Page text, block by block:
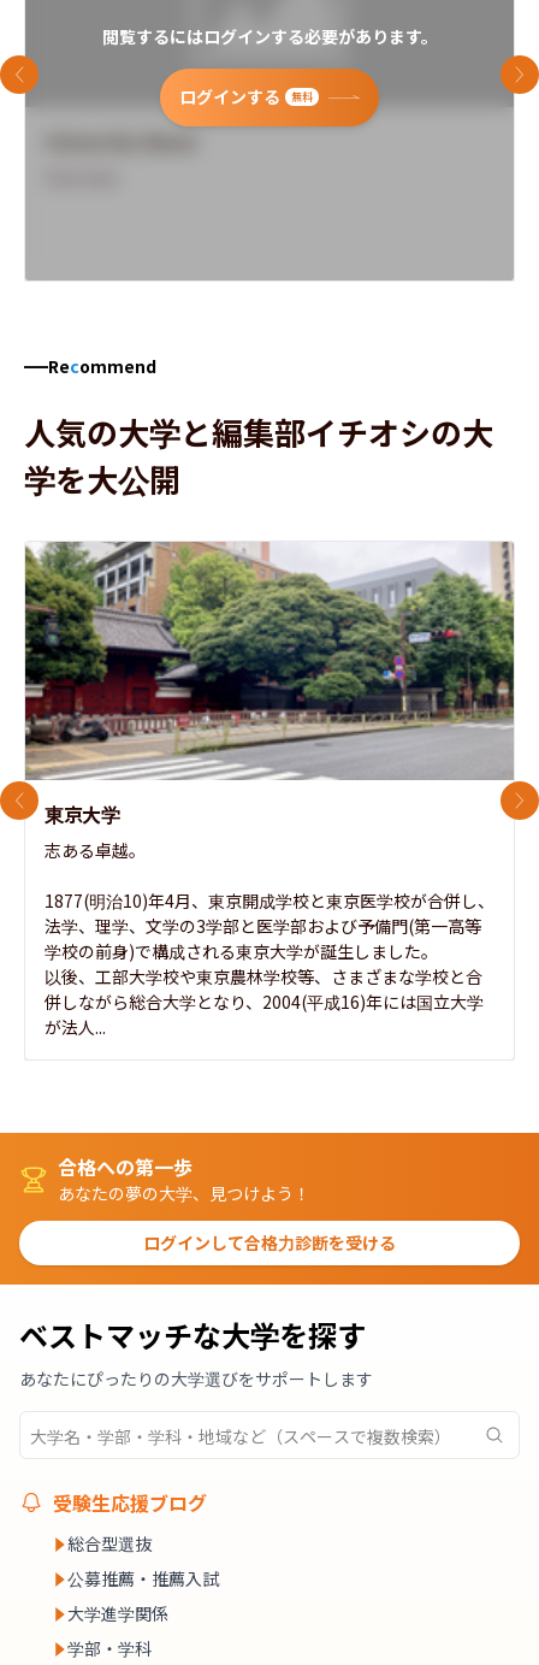
閲覧するにはログインする必要があります。
ログインする 無料
前のスライド 次
Recommend
人気の大学と編集部イチオシの大
学を大公開
東京大学
志ある卓越。
1877(明治10)年4月、東京開成学校と東京医学校が合併し、
法学、理学、文学の3学部と医学部および予備門(第一高等
学校の前身)で構成される東京大学が誕生しました。
以後、工部大学校や東京農林学校等、さまざまな学校と合
併しながら総合大学となり、2004(平成16)年には国立大学
が法人...
前のスライド 次
合格への第一歩
あなたの夢の大学、見つけよう！
ログインして合格力診断を受ける
ベストマッチな大学を探す
あなたにぴったりの大学選びをサポートします
受験生応援ブログ
総合型選抜
公募推薦・推薦入試
大学進学関係
学部・学科